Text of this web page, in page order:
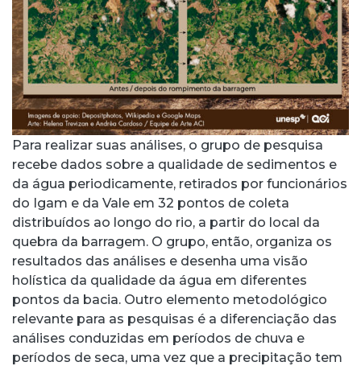
Para realizar suas análises, o grupo de pesquisa
recebe dados sobre a qualidade de sedimentos e
da água periodicamente, retirados por funcionários
do Igam e da Vale em 32 pontos de coleta
distribuídos ao longo do rio, a partir do local da
quebra da barragem. O grupo, então, organiza os
resultados das análises e desenha uma visão
holística da qualidade da água em diferentes
pontos da bacia. Outro elemento metodológico
relevante para as pesquisas é a diferenciação das
análises conduzidas em períodos de chuva e
períodos de seca, uma vez que a precipitação tem